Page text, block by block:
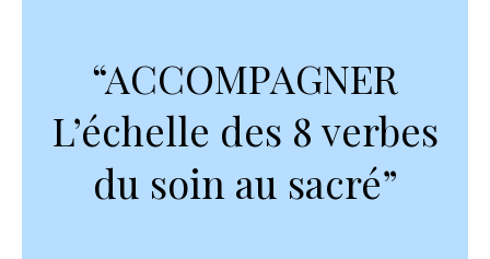
“ACCOMPAGNER
L’échelle des 8 verbes
du soin au sacré”